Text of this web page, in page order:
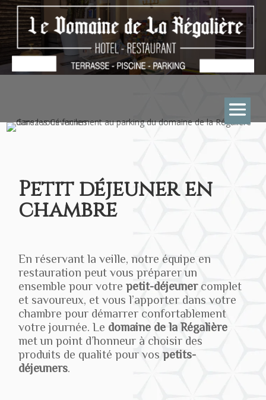
Petit déjeuner en
chambre
En réservant la veille, notre équipe en
restauration peut vous préparer un
ensemble pour votrepetit-déjeunercomplet
et savoureux, et vous l’apporter dans votre
chambre pour démarrer confortablement
votre journée. Le domaine de la Régalière
met un point d’honneur à choisir des
produits de qualité pour vos petits-
déjeuners.